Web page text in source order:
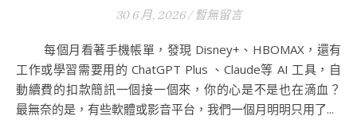
30 6 月, 2026 / 暫無留言
每個月看著手機帳單，發現 Disney+、HBOMAX，還有
工作或學習需要用的 ChatGPT Plus 、Claude等 AI 工具，自
動續費的扣款簡訊一個接一個來，你的心是不是也在滴血？
最無奈的是，有些軟體或影音平台，我們一個月明明只用了...